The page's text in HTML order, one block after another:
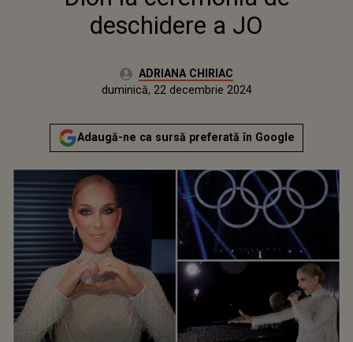
deschidere a JO
Autor:ADRIANA CHIRIAC
duminică, 22 decembrie 2024
Actualizat:
duminică, 22 decembrie 2024
Adaugă-ne ca sursă preferată în Google